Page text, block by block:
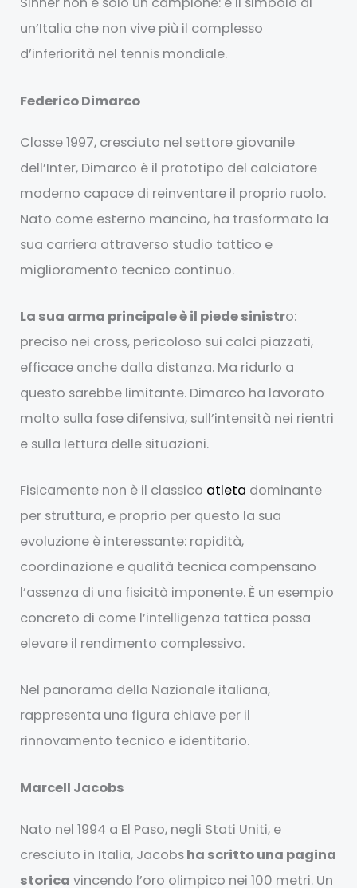
un’Italia che non vive più il complesso
d’inferiorità nel tennis mondiale.
Federico Dimarco
Classe 1997, cresciuto nel settore giovanile
dell’Inter, Dimarco è il prototipo del calciatore
moderno capace di reinventare il proprio ruolo.
Nato come esterno mancino, ha trasformato la
sua carriera attraverso studio tattico e
miglioramento tecnico continuo.
La sua arma principale è il piede sinistro:
preciso nei cross, pericoloso sui calci piazzati,
efficace anche dalla distanza. Ma ridurlo a
questo sarebbe limitante. Dimarco ha lavorato
molto sulla fase difensiva, sull’intensità nei rientri
e sulla lettura delle situazioni.
Fisicamente non è il classico atleta dominante
per struttura, e proprio per questo la sua
evoluzione è interessante: rapidità,
coordinazione e qualità tecnica compensano
l’assenza di una fisicità imponente. È un esempio
concreto di come l’intelligenza tattica possa
elevare il rendimento complessivo.
Nel panorama della Nazionale italiana,
rappresenta una figura chiave per il
rinnovamento tecnico e identitario.
Marcell Jacobs
Nato nel 1994 a El Paso, negli Stati Uniti, e
cresciuto in Italia, Jacobsha scritto una pagina
storica vincendo l’oro olimpico nei 100 metri. Un